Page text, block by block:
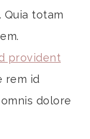
totam
provident
rem id
dolore